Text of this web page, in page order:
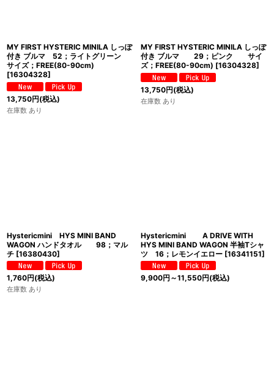
MY FIRST HYSTERIC MINILA しっぽ
付き ブルマ 52；ライトグリーン
サイズ；FREE(80-90cm)
[16304328]
13,750円(税込)
在庫数 あり
MY FIRST HYSTERIC MINILA しっぽ
付き ブルマ 29；ピンク サイ
ズ；FREE(80-90cm) [16304328]
13,750円(税込)
在庫数 あり
Hystericmini HYS MINI BAND
WAGON ハンドタオル 98；マル
チ [16380430]
1,760円(税込)
在庫数 あり
Hystericmini A DRIVE WITH
HYS MINI BAND WAGON 半袖Tシャ
ツ 16；レモンイエロー [16341151]
9,900円 ～11,550円(税込)